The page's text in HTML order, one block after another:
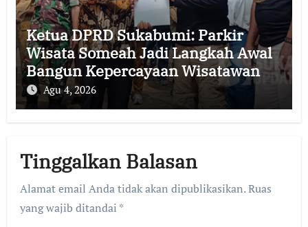
Ketua DPRD Sukabumi: Parkir
Wisata Someah Jadi Langkah Awal
Bangun Kepercayaan Wisatawan
Agu 4, 2026
Tinggalkan Balasan
Alamat email Anda tidak akan dipublikasikan.Ruas
yang wajib ditandai *